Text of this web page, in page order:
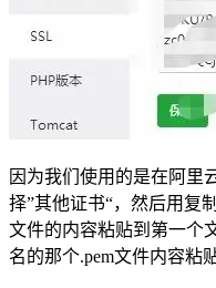
因为我们使用的是在阿里
择”其他证书“，然后用复
文件的内容粘贴到第一个
名的那个.pem文件内容粘